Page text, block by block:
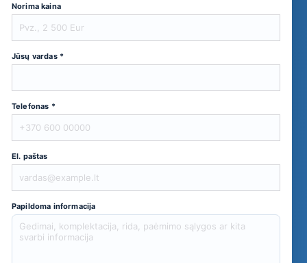
Norima kaina
Jūsų vardas *
Telefonas *
El. paštas
Papildoma informacija